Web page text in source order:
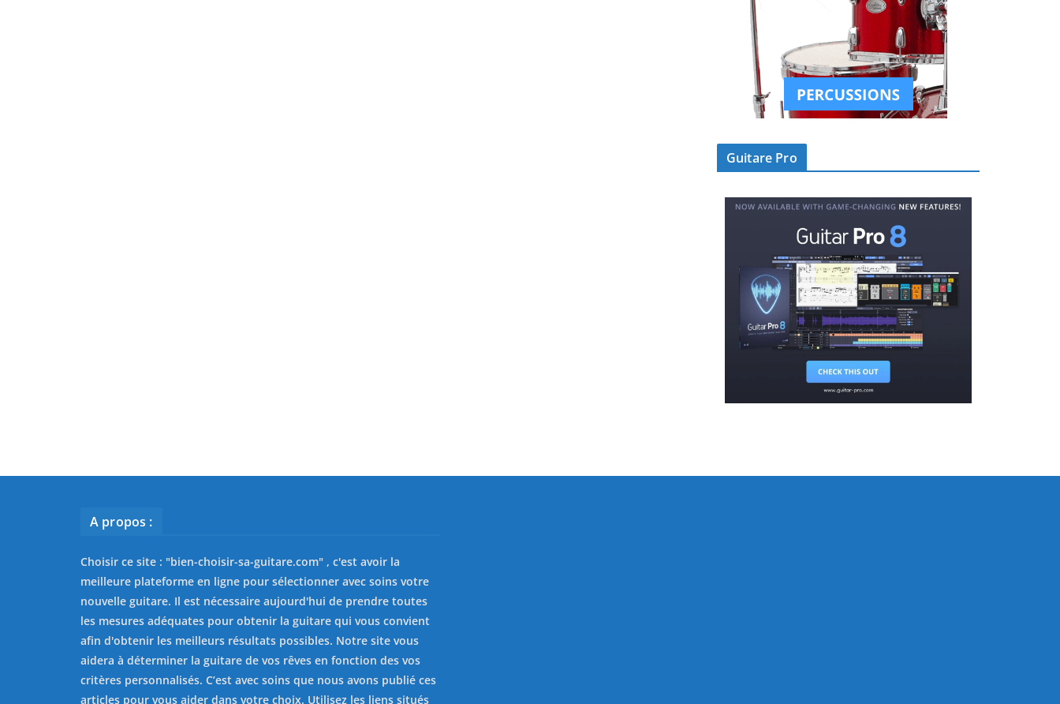
Guitare Pro
A propos :
Choisir ce site : "bien-choisir-sa-guitare.com" , c'est avoir la
meilleure plateforme en ligne pour sélectionner avec soins votre
nouvelle guitare. Il est nécessaire aujourd'hui de prendre toutes
les mesures adéquates pour obtenir la guitare qui vous convient
afin d'obtenir les meilleurs résultats possibles. Notre site vous
aidera à déterminer la guitare de vos rêves en fonction des vos
critères personnalisés. C’est avec soins que nous avons publié ces
articles pour vous aider dans votre choix. Utilisez les liens situés